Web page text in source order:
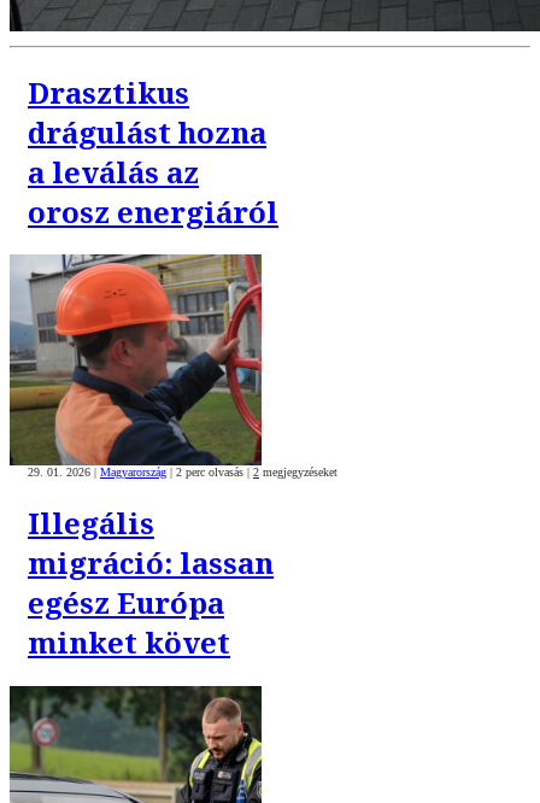
Drasztikus
drágulást hozna
a leválás az
orosz energiáról
29. 01. 2026 Magyarország 2 perc olvasás 2 megjegyzéseket
Illegális
migráció: lassan
egész Európa
minket követ